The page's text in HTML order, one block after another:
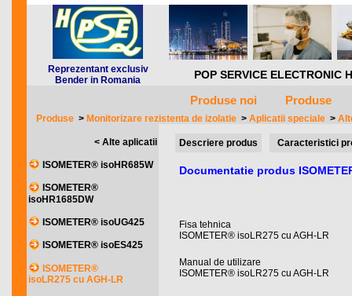
Reprezentant exclusiv
Bender in Romania
POP SERVICE
Produse noi Produse
Produse > Monitorizare rezistenta de izolatie > Aplicatii speciale >
< Alte aplicatii
ISOMETER® isoHR685W
ISOMETER®
isoHR1685DW
ISOMETER® isoUG425
ISOMETER® isoES425
ISOMETER®
isoLR275 cu AGH-LR
Descriere produs Caracteristici
Documentatie produs
Fisa tehnica
ISOMETER® isoLR275 cu AGH-LR
Manual de utilizare
ISOMETER® isoLR275 cu AGH-LR